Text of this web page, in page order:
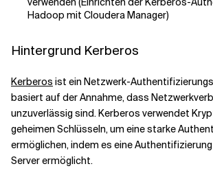
Hadoop mit Cloudera Manager)
Hintergrund Kerberos
Kerberos ist ein Netzwerk-
basiert auf der Annahme, dass
unzuverlässig sind. Kerberos verwendet
geheimen Schlüsseln, um eine starke
ermöglichen, indem es eine
Server ermöglicht.